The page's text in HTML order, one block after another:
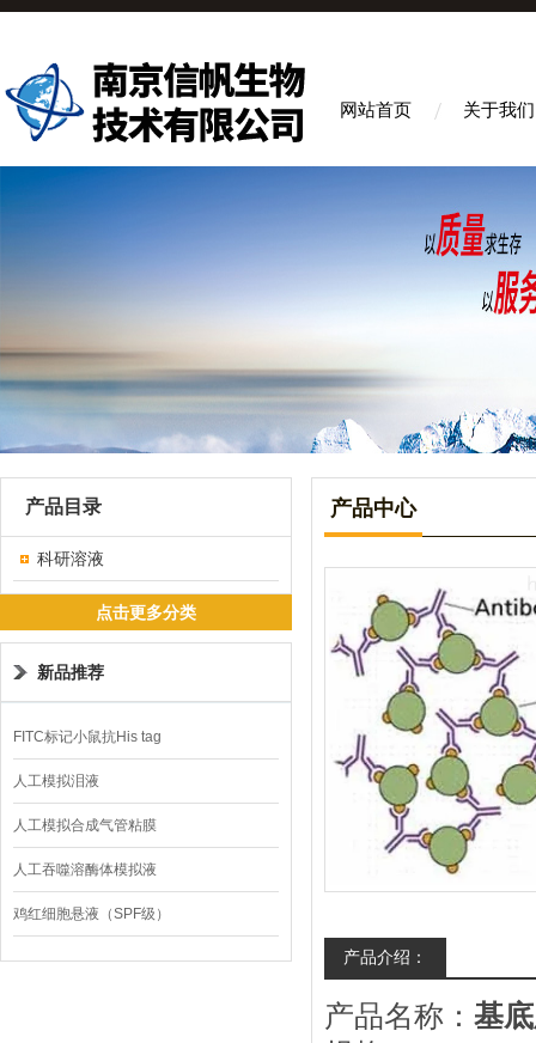
网站首页 关于我们
产品目录
科研溶液
点击更多分类
新品推荐
FITC标记小鼠抗His tag
人工模拟泪液
人工模拟合成气管粘膜
人工吞噬溶酶体模拟液
鸡红细胞悬液（SPF级）
产品中心
产品介绍：
产品名称： 基